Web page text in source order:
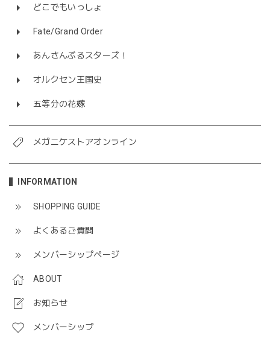
どこでもいっしょ
Fate/Grand Order
あんさんぶるスターズ！
オルクセン王国史
五等分の花嫁
メガニケストアオンライン
INFORMATION
SHOPPING GUIDE
よくあるご質問
メンバーシップページ
ABOUT
お知らせ
メンバーシップ